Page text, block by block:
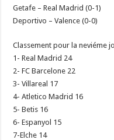
Getafe – Real Madrid (0-1)
Deportivo – Valence (0-0)
Classement pour la neviéme
1- Real Madrid 24
2- FC Barcelone 22
3- Villareal 17
4- Atletico Madrid 16
5- Betis 16
6- Espanyol 15
7-Elche 14